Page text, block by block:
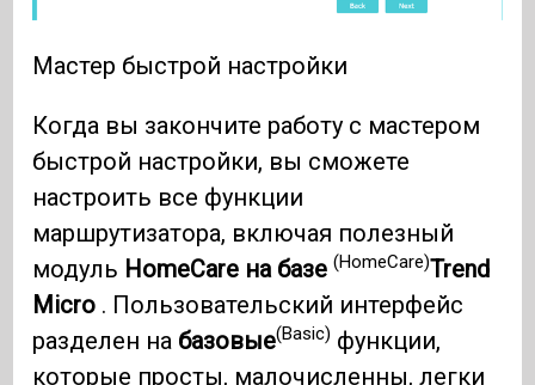
Мастер быстрой настройки
Когда вы закончите работу с мастером
быстрой настройки, вы сможете
настроить все функции
маршрутизатора, включая полезный
модуль HomeCare на базе(HomeCare)Trend
Micro . Пользовательский интерфейс
разделен на базовые(Basic) функции,
которые просты, малочисленны, легки